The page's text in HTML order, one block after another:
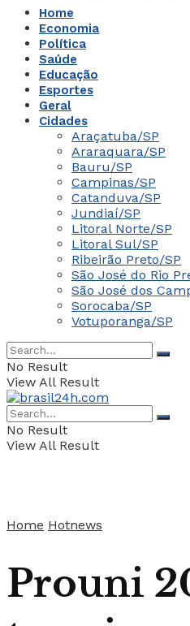
Home
Economia
Política
Saúde
Educação
Esportes
Geral
Cidades
Araçatuba/SP
Araraquara/SP
Bauru/SP
Campinas/SP
Catanduva/SP
Jundiaí/SP
Litoral Norte/SP
Litoral Sul/SP
Ribeirão Preto/SP
São José do Rio
São José dos
Sorocaba/SP
Votuporanga/SP
No Result
View All Result
No Result
View All Result
Home Hotnews
Prouni